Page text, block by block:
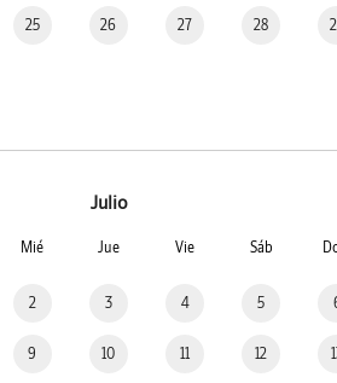
25 26 27 28
Julio
Mié Jue Vie Sáb
2 3 4 5
9 10 11 12